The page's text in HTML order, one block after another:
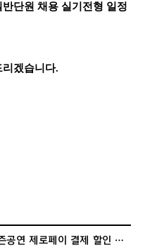
단원 채용 실기전형 일정
리겠습니다.
2019 세종시즌공연 제로페이 결제 할인 안내_9월